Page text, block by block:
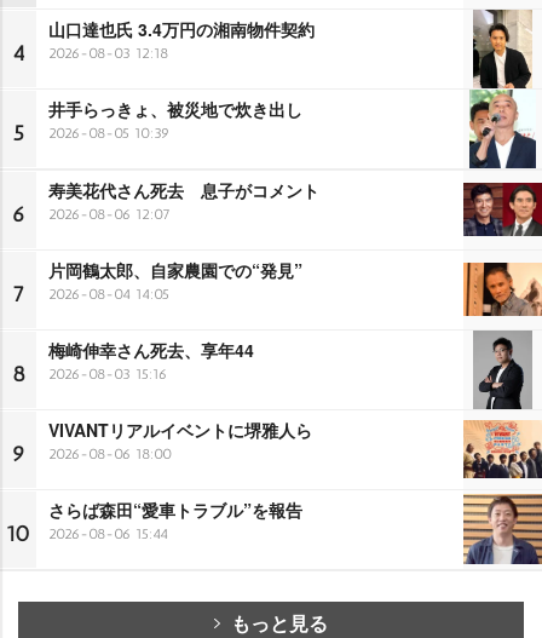
4
山口達也氏 3.4万円の湘南物件契約
2026-08-03 12:18
5
井手らっきょ、被災地で炊き出し
2026-08-05 10:39
6
寿美花代さん死去 息子がコメント
2026-08-06 12:07
7
片岡鶴太郎、自家農園での“発見”
2026-08-04 14:05
8
梅崎伸幸さん死去、享年44
2026-08-03 15:16
9
VIVANTリアルイベントに堺雅人ら
2026-08-06 18:00
10
さらば森田“愛車トラブル”を報告
2026-08-06 15:44
もっと見る